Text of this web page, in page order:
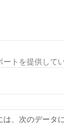
トを提供してい
、次のデータ